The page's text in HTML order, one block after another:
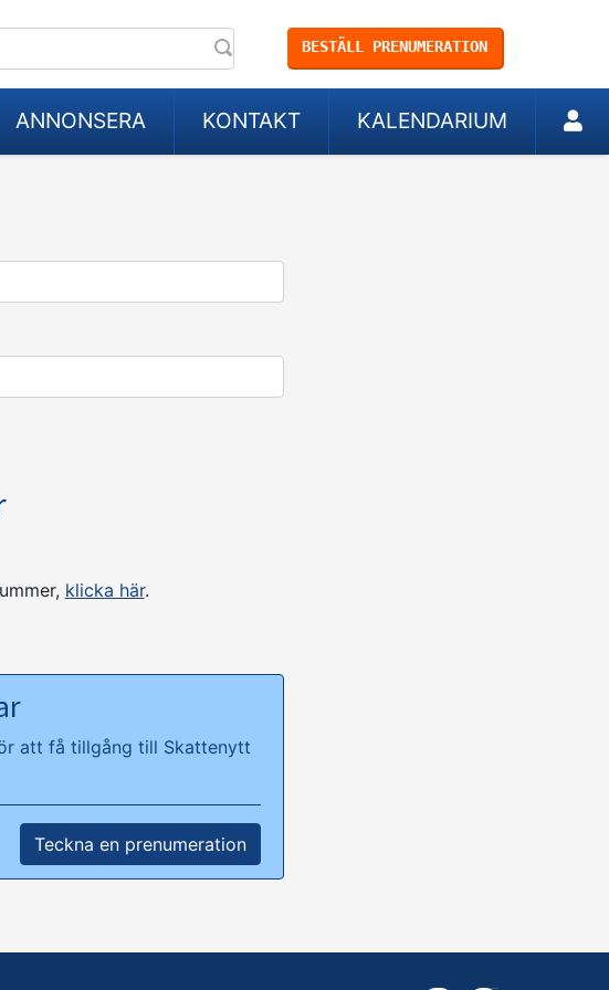
BESTÄLL PRENUMERATION
ANNONSERA KONTAKT KALENDARIUM
klicka här.
att få tillgång till Skattenytt
Teckna en prenumeration